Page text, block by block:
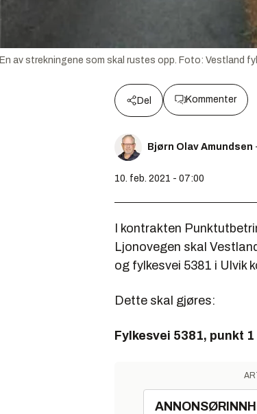
En av strekningene som skal rustes opp. Foto: Vestland
Del Kommenter
Bjørn Olav Amundsen
10. feb. 2021 - 07:00
I kontrakten
Ljonovegen skal
og fylkesvei 5381 i Ulvik
Dette skal gjøres:
Fylkesvei 5381, punkt